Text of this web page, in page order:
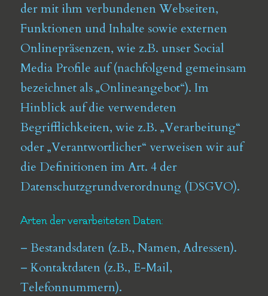
der mit ihm verbundenen Webseiten,
Funktionen und Inhalte sowie externen
Onlinepräsenzen, wie z.B. unser Social
Media Profile auf (nachfolgend gemeinsam
bezeichnet als „Onlineangebot“). Im
Hinblick auf die verwendeten
Begrifflichkeiten, wie z.B. „Verarbeitung“
oder „Verantwortlicher“ verweisen wir auf
die Definitionen im Art. 4 der
Datenschutzgrundverordnung (DSGVO).
Arten der verarbeiteten Daten:
– Bestandsdaten (z.B., Namen, Adressen).
– Kontaktdaten (z.B., E-Mail,
Telefonnummern).